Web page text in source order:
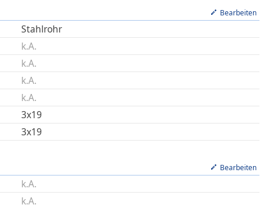
Bearbeiten
Stahlrohr
k.A.
k.A.
k.A.
k.A.
3x19
3x19
Bearbeiten
k.A.
k.A.